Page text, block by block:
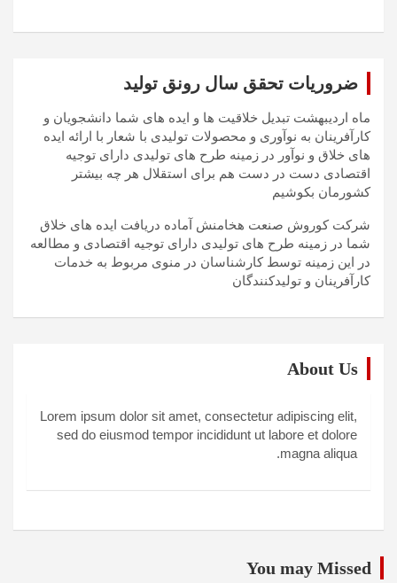
ضروریات تحقق سال رونق تولید
ماه اردیبهشت تبدیل خلاقیت ها و ایده های شما دانشجویان و
کارآفرینان به نوآوری و محصولات تولیدی با شعار با ارائه ایده
های خلاق و نوآور در زمینه طرح های تولیدی دارای توجیه
اقتصادی دست در دست هم برای استقلال هر چه بیشتر
کشورمان بکوشیم
شرکت کوروش صنعت هخامنش آماده دریافت ایده های خلاق
شما در زمینه طرح های تولیدی دارای توجیه اقتصادی و مطالعه
در این زمینه توسط کارشناسان در منوی مربوط به خدمات
کارآفرینان و تولیدکنندگان
About Us
Lorem ipsum dolor sit amet, consectetur adipiscing elit,
sed do eiusmod tempor incididunt ut labore et dolore
magna aliqua.
You may Missed